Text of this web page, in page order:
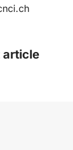
article